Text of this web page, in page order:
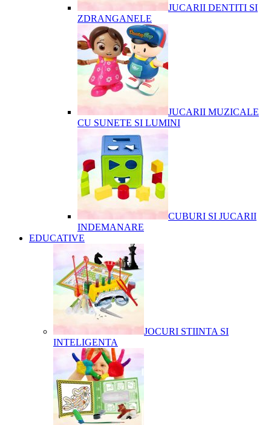
JUCARII DENTITI SI
ZDRANGANELE
JUCARII MUZICALE
CU SUNETE SI LUMINI
CUBURI SI JUCARII
INDEMANARE
EDUCATIVE
JOCURI STIINTA SI
INTELIGENTA